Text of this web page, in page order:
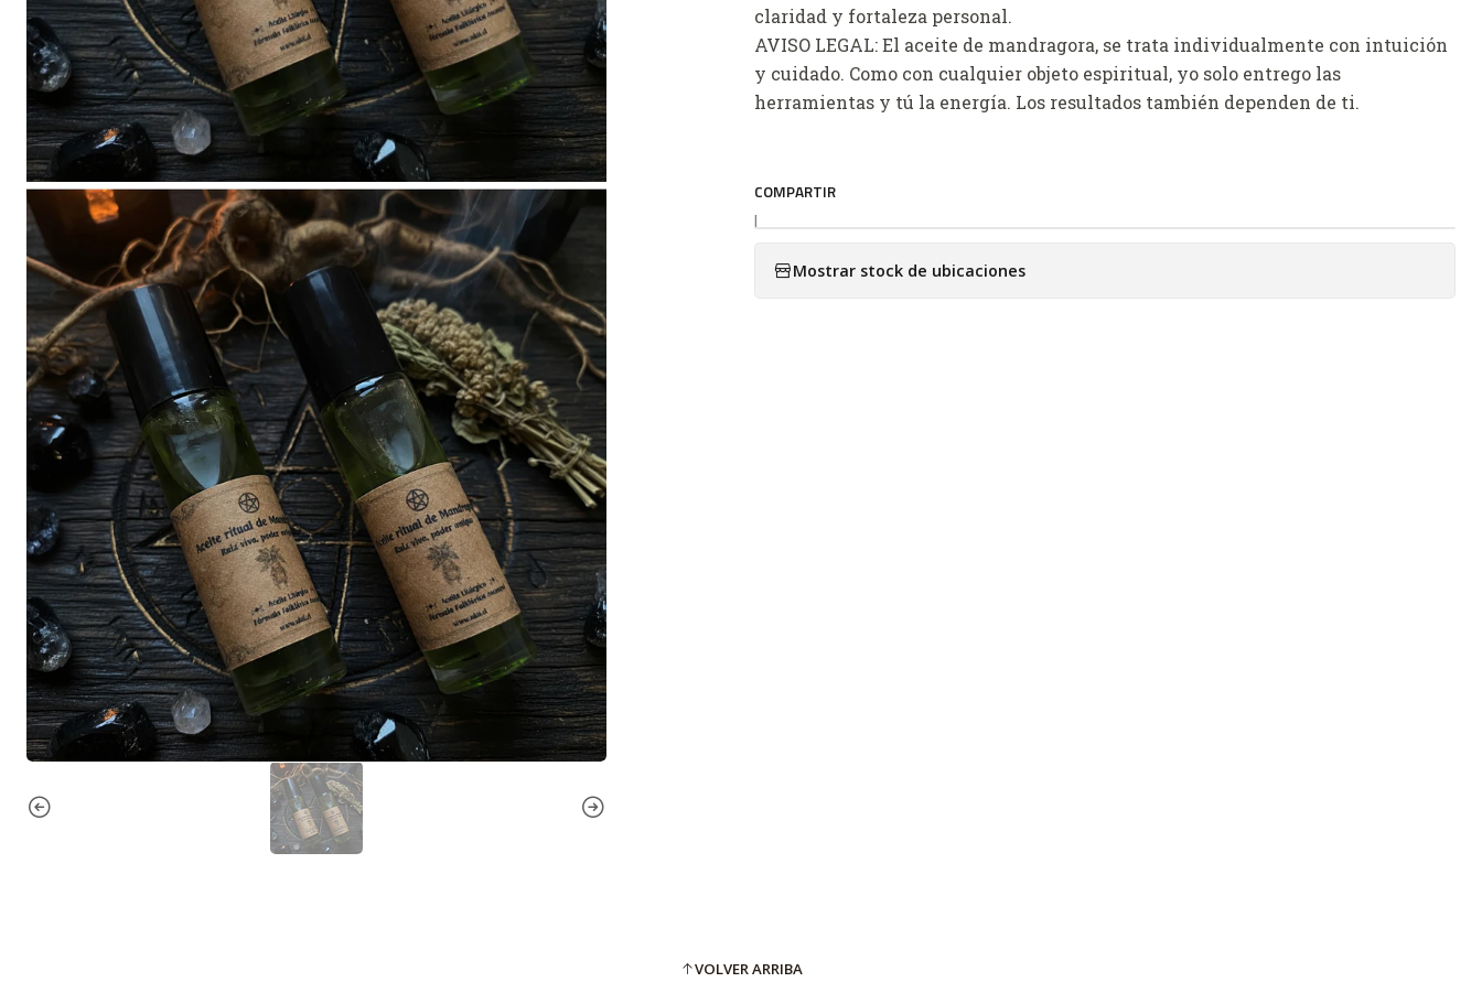
claridad y fortaleza personal.
AVISO LEGAL: El aceite de mandragora, se trata individualmente con intuición
y cuidado. Como con cualquier objeto espiritual, yo solo entrego las
herramientas y tú la energía. Los resultados también dependen de ti.
COMPARTIR
|
Mostrar stock de ubicaciones
VOLVER ARRIBA